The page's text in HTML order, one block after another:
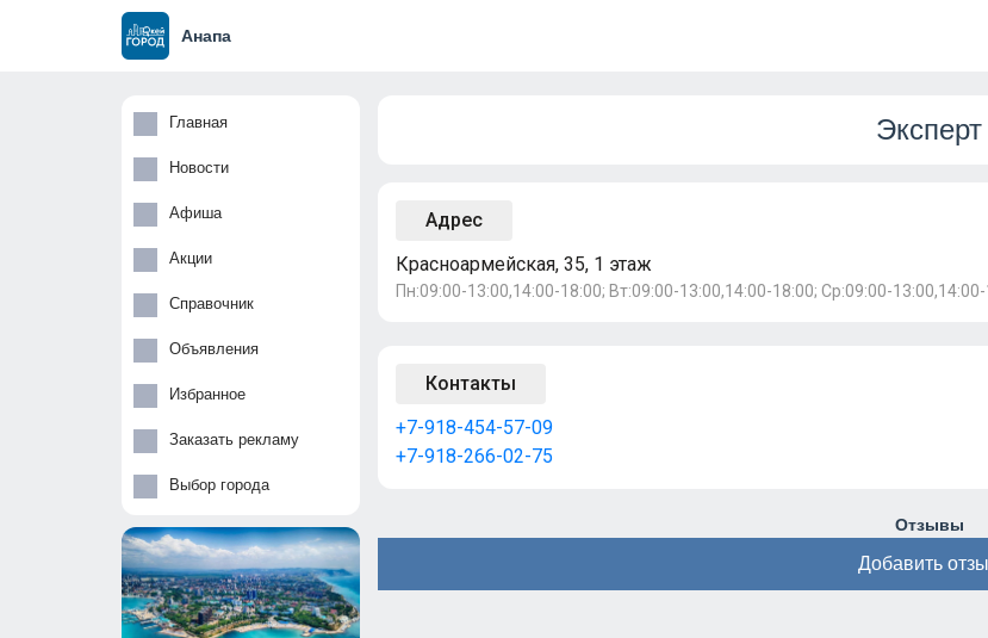
Анапа
Главная
Новости
Афиша
Акции
Справочник
Объявления
Избранное
Заказать рекламу
Выбор города
Эксперт
Адрес
Красноармейская, 35, 1 этаж
Пн:09:00-13:00,14:00-18:00; Вт:09:00-13:00,14:00-18:00; Ср:09:00-
Контакты
+7-918-454-57-09
+7-918-266-02-75
Отзывы
Добавить